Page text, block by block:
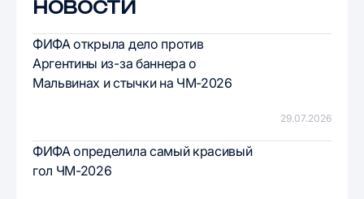
НОВОСТИ
29.07.2026
ФИФА открыла дело против
Аргентины из-за баннера о
Мальвинах и стычки на ЧМ-2026
ФИФА определила самый красивый
гол ЧМ-2026